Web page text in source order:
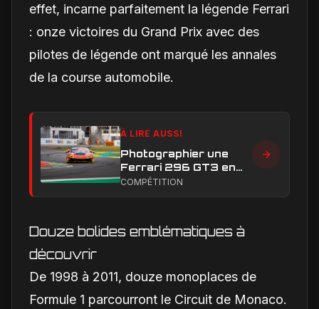
effet, incarne parfaitement la légende Ferrari
: onze victoires du Grand Prix avec des
pilotes de légende ont marqué les annales
de la course automobile.
À LIRE AUSSI
Photographier une
Ferrari 296 GT3 en
action : construire une
COMPÉTITION
Douze bolides emblématiques à
découvrir
De 1998 à 2011, douze monoplaces de
Formule 1 parcourront le Circuit de Monaco.